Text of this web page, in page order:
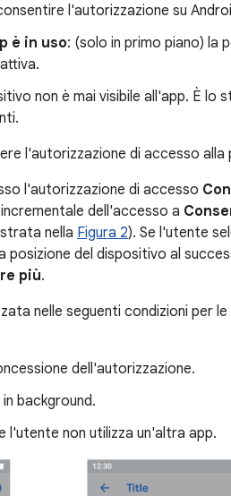
l'autorizzazione su
è in uso: (solo in primo piano) la
non è mai visibile all'app. È lo
l'autorizzazione di accesso alla
l'autorizzazione di accesso
dell'accesso a
nella Figura 2). Se l'utente
posizione del dispositivo al
più.
nelle seguenti condizioni per
dell'autorizzazione.
background.
l'utente non utilizza un'altra app.